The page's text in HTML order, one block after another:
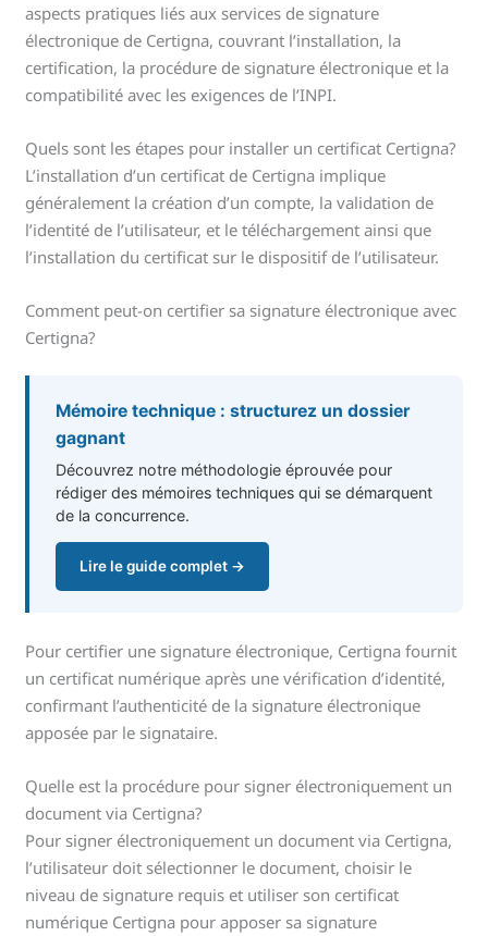
aspects pratiques liés aux services de signature
électronique de Certigna, couvrant l’installation, la
certification, la procédure de signature électronique et la
compatibilité avec les exigences de l’INPI.
Quels sont les étapes pour installer un certificat Certigna?
L’installation d’un certificat de Certigna implique
généralement la création d’un compte, la validation de
l’identité de l’utilisateur, et le téléchargement ainsi que
l’installation du certificat sur le dispositif de l’utilisateur.
Comment peut-on certifier sa signature électronique avec
Certigna?
Mémoire technique : structurez un dossier
gagnant
Découvrez notre méthodologie éprouvée pour
rédiger des mémoires techniques qui se démarquent
de la concurrence.
Lire le guide complet →
Pour certifier une signature électronique, Certigna fournit
un certificat numérique après une vérification d’identité,
confirmant l’authenticité de la signature électronique
apposée par le signataire.
Quelle est la procédure pour signer électroniquement un
document via Certigna?
Pour signer électroniquement un document via Certigna,
l’utilisateur doit sélectionner le document, choisir le
niveau de signature requis et utiliser son certificat
numérique Certigna pour apposer sa signature